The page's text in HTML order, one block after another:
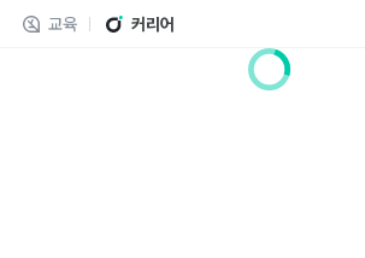
교육 커리어